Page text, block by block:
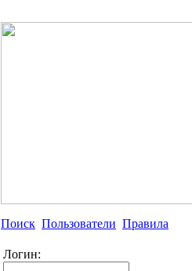
Поиск Пользователи Правила
Логин: